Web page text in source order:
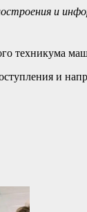
и
техникума
и